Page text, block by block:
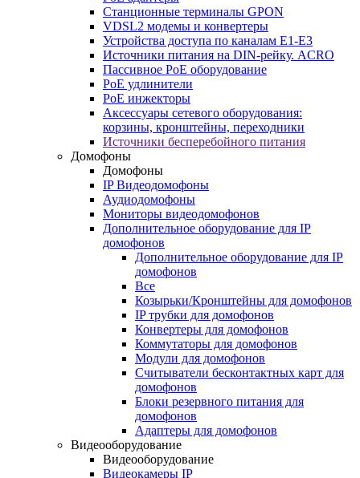
Станционные терминалы GPON
VDSL2 модемы и конвертеры
Устройства доступа по каналам E1-E3
Источники питания на DIN-рейку. ACRO
Пассивное PoE оборудование
PoE удлинители
PoE инжекторы
Аксессуары сетевого оборудования:
корзины, кронштейны, переходники
Источники бесперебойного питания
Домофоны
Домофоны
IP Видеодомофоны
Аудиодомофоны
Мониторы видеодомофонов
Дополнительное оборудование для IP
домофонов
Дополнительное оборудование для IP
домофонов
Все
Козырьки/Кронштейны для домофонов
IP трубки для домофонов
Конвертеры для домофонов
Коммутаторы для домофонов
Модули для домофонов
Считыватели бесконтактных карт для
домофонов
Блоки резервного питания для
домофонов
Адаптеры для домофонов
Видеооборудование
Видеооборудование
Видеокамеры IP